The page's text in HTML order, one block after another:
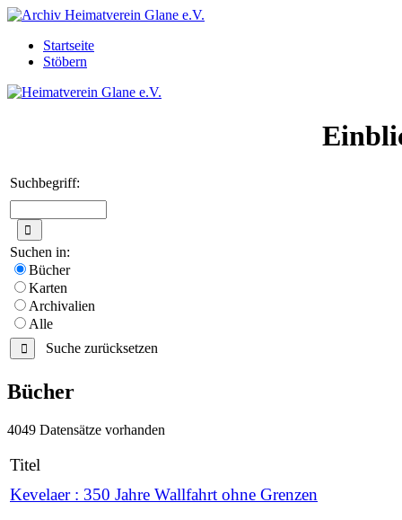
Startseite
Stöbern
Suchbegriff:
Suchen in:
Bücher
Karten
Archivalien
Alle
Suche zurücksetzen
Bücher
4049 Datensätze vorhanden
Titel
Kevelaer : 350 Jahre Wallfahrt ohne Grenzen